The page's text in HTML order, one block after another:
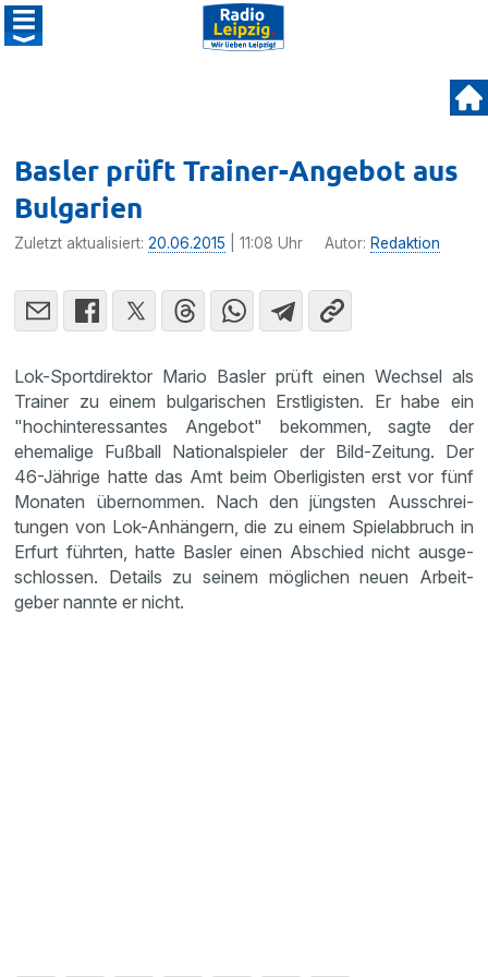
Basler prüft Trainer-Angebot aus
Bulgarien
Zuletzt aktualisiert:20.06.2015 | 11:08 Uhr Autor: Redaktion
Lok-Sport­di­rektor Mario Basler prüft einen Wechsel als
Trainer zu einem bulga­ri­schen Erstli­gisten. Er habe ein
"hochin­ter­es­santes Angebot" bekommen, sagte der
ehema­lige Fußball Natio­nal­spieler der Bild-Zeitung. Der
46-Jährige hatte das Amt beim Oberli­gisten erst vor fünf
Monaten übernommen. Nach den jüngsten Ausschrei­
tungen von Lok-Anhän­gern, die zu einem Spiel­ab­bruch in
Erfurt führten, hatte Basler einen Abschied nicht ausge­
schlossen. Details zu seinem mögli­chen neuen Arbeit­
geber nannte er nicht.